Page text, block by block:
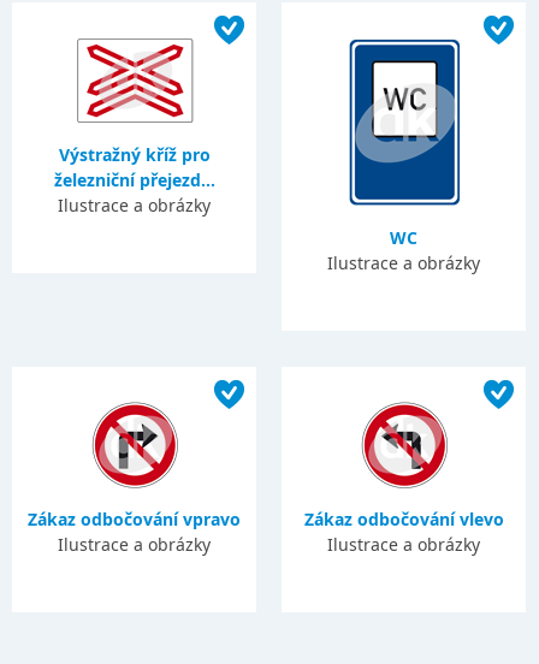
Výstražný kříž pro
železniční přejezd...
Ilustrace a obrázky
WC
Ilustrace a obrázky
Zákaz odbočování vpravo
Ilustrace a obrázky
Zákaz odbočování vlevo
Ilustrace a obrázky